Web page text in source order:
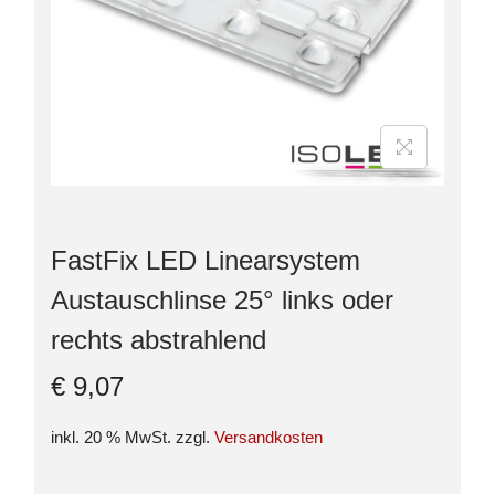
FastFix LED Linearsystem
Austauschlinse 25° links oder
rechts abstrahlend
€ 9,07
inkl. 20 % MwSt. zzgl. Versandkosten